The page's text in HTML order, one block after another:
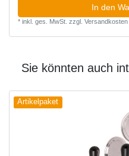
In den
* inkl. ges. MwSt. zzgl. Versandkosten
Sie könnten auch
Artikelpaket